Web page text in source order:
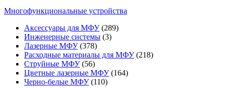
Многофункциональные устройства
Аксессуары для МФУ(289)
Инженерные системы (3)
Лазерные МФУ(378)
Расходные материалы для МФУ(218)
Струйные МФУ(56)
Цветные лазерные МФУ(164)
Черно-белые МФУ(110)